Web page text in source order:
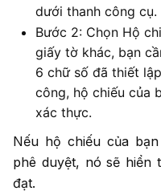
dưới thanh công cụ.
Bước 2: Chọn Hộ
giấy tờ khác, bạn
6 chữ số đã thiết
công, hộ chiếu của
xác thực.
Nếu hộ chiếu của
phê duyệt, nó sẽ hiển
đạt.